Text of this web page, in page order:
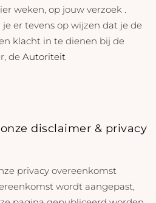
weken, op jouw verzoek .
er tevens op wijzen dat je de
klacht in te dienen bij de
de Autoriteit
disclaimer & privacy
privacy overeenkomst
wordt aangepast,